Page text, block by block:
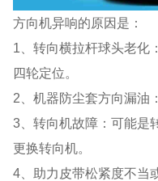
方向机异响的原因是：
1、转向横拉杆球头老化
四轮定位。
2、机器防尘套方向漏油
3、转向机故障：可能是
更换转向机。
4、助力皮带松紧度不当